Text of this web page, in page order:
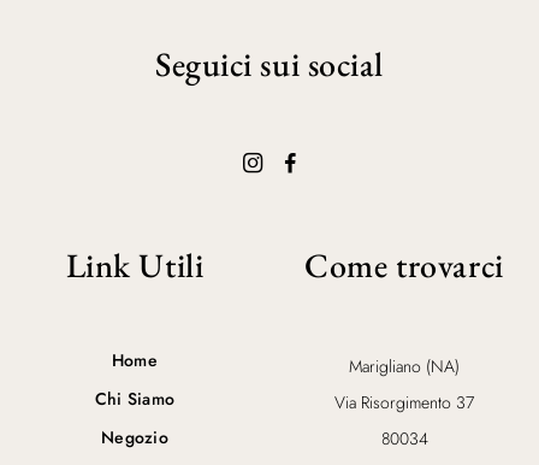
Link Utili
Home
Chi Siamo
Negozio
Come trovarci
Marigliano (NA)
Via Risorgimento 37
80034
Seguici sui social